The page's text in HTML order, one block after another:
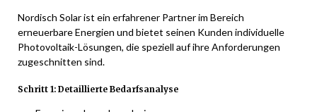
Nordisch Solar ist ein erfahrener Partner im Bereich
erneuerbare Energien und bietet seinen Kunden individuelle
Photovoltaik-Lösungen, die speziell auf ihre Anforderungen
zugeschnitten sind.
Schritt 1: Detaillierte Bedarfsanalyse